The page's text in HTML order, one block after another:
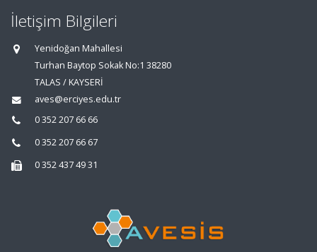
İletişim Bilgileri
Yenidoğan Mahallesi
Turhan Baytop Sokak No:1 38280
TALAS / KAYSERİ
aves@erciyes.edu.tr
0 352 207 66 66
0 352 207 66 67
0 352 437 49 31